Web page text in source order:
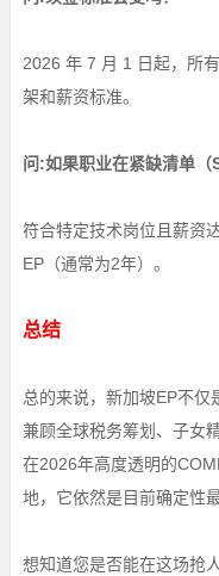
2026 年 7 月 1 日起，所
架和薪资标准。
问:如果职业在紧缺清单（
符合特定技术岗位且薪资
EP（通常为2年）。
总结
总的来说，新加坡EP不
兼顾全球税务筹划、子女
在2026年高度透明的
地，它依然是目前确定性
想知道您是否能在这场抢